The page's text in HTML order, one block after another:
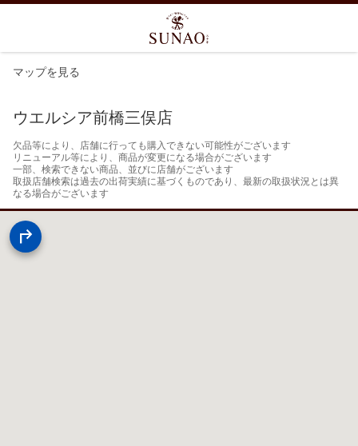
マップを見る
ウエルシア前橋三俣店
欠品等により、店舗に行っても購入できない可能性がございます
リニューアル等により、商品が変更になる場合がございます
一部、検索できない商品、並びに店舗がございます
取扱店舗検索は過去の出荷実績に基づくものであり、最新の取扱状況とは異
なる場合がございます